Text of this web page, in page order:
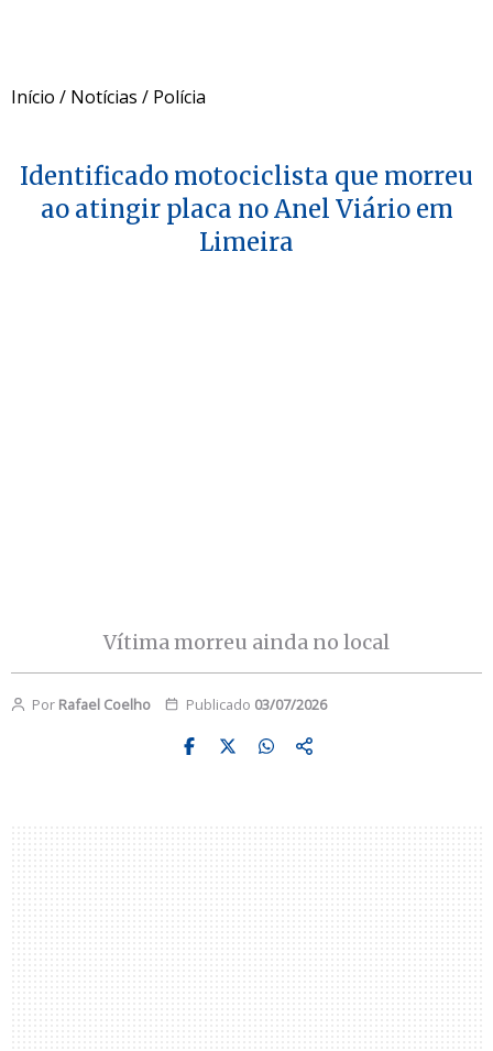
Início / Notícias / Polícia
Identificado motociclista que morreu
ao atingir placa no Anel Viário em
Limeira
Vítima morreu ainda no local
Por Rafael Coelho Publicado 03/07/2026